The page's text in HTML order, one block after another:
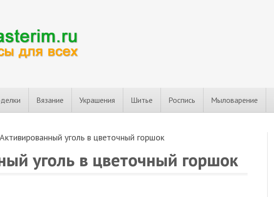
Вязание Украшения Шитье Роспись Мыловарение
Активированный уголь в цветочный горшок
уголь в цветочный горшок